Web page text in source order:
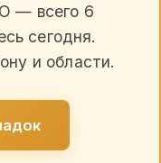
— всего 6
сегодня.
и области.